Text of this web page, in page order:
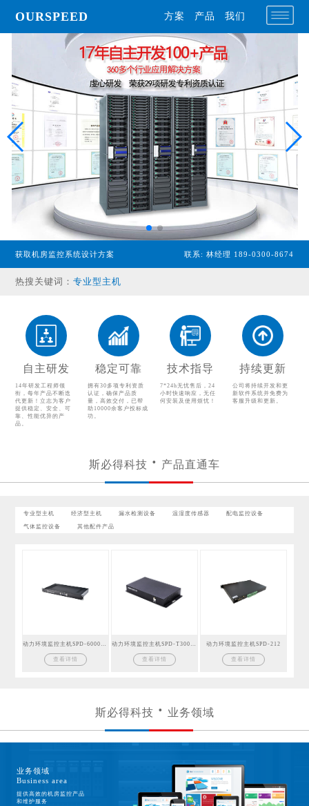
OURSPEED 方案 产品 我们
获取机房监控系统设计方案 联系: 林经理 189-0300-8674
热搜关键词：
专业型主机
经济型主机
温湿度传感器
配电监控设备
气体监控设备
其他配件产品
自主研发
14年研发工程师领
衔，每年产品不断迭
代更新！立志为客户
提供稳定、安全、可
靠、性能优异的产
品。
稳定可靠
拥有30多项专利资质
认证，确保产品质
量，高效交付，已帮
助10000余客户投标成
功。
技术指导
7*24h无忧售后，24
小时快速响应，无任
何安装及使用烦忧！
持续更新
公司将持续开发和更
新软件系统并免费为
客服升级和更新。
斯必得科技 产品直通车
专业型主机 经济型主机 漏水检测设备 温湿度传感器 配电监控设备
气体监控设备 其他配件产品
查看详情 查看详情
动力环境监控主机SPD-212
查看详情
斯必得科技 业务领域
业务领域
Business area
提供高效的机房监控产品
和维护服务